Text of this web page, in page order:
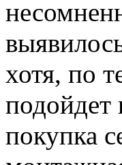
хотя, по
покупка